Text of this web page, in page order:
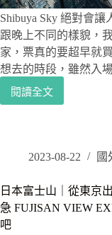
享
受
早
上
的
陽
光，
中
河
津
Shibuya Sky 絕對會
跟晚上不同的樣貌，
家，票真的要超早就
想去的時段，雖然入
閱讀全文
東
景
｜
一
2023-08-22 國
日本富士山｜從東京
急 FUJISAN VIEW
吧